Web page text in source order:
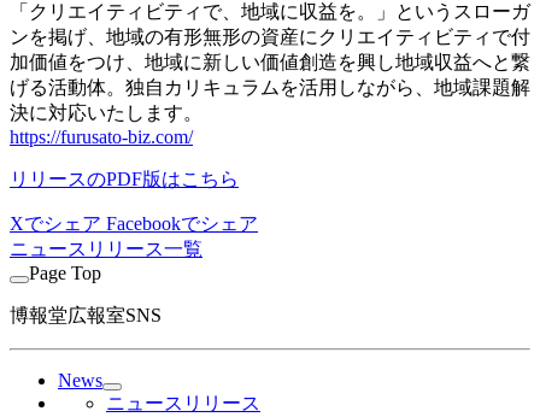
「クリエイティビティで、地域に収益を。」というスローガ
ンを掲げ、地域の有形無形の資産にクリエイティビティで付
加価値をつけ、地域に新しい価値創造を興し地域収益へと繋
げる活動体。独自カリキュラムを活用しながら、地域課題解
決に対応いたします。
https://furusato-biz.com/
リリースのPDF版はこちら
Xでシェア Facebookでシェア
ニュースリリース一覧
Page Top
博報堂広報室SNS
News
ニュースリリース